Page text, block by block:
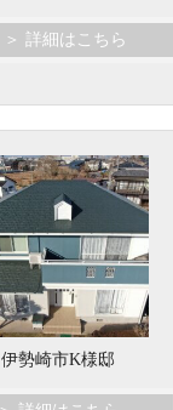
＞ 詳細はこちら
伊勢崎市K様邸